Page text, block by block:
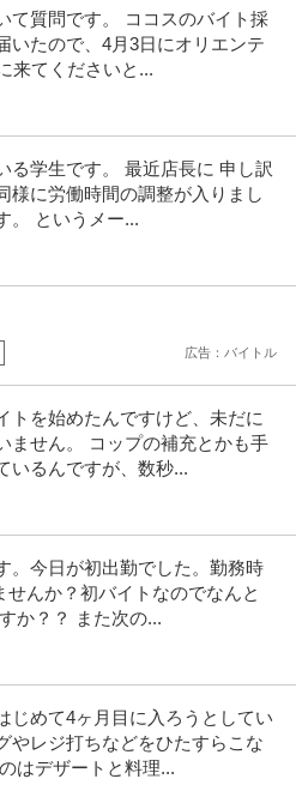
て質問です。 ココスのバイト採
いたので、4月3日にオリエンテ
来てくださいと...
る学生です。 最近店長に 申し訳
様に労働時間の調整が入りまし
。 というメー...
広告：バイトル
トを始めたんですけど、未だに
ません。 コップの補充とかも手
いるんですが、数秒...
。今日が初出勤でした。勤務時
んか？初バイトなのでなんと
か？？ また次の...
じめて4ヶ月目に入ろうとしてい
やレジ打ちなどをひたすらこな
はデザートと料理...